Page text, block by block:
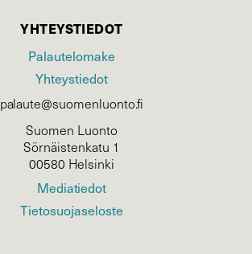
YHTEYSTIEDOT
Palautelomake
Yhteystiedot
palaute@suomenluonto.fi
Suomen Luonto
Sörnäistenkatu 1
00580 Helsinki
Mediatiedot
Tietosuojaseloste